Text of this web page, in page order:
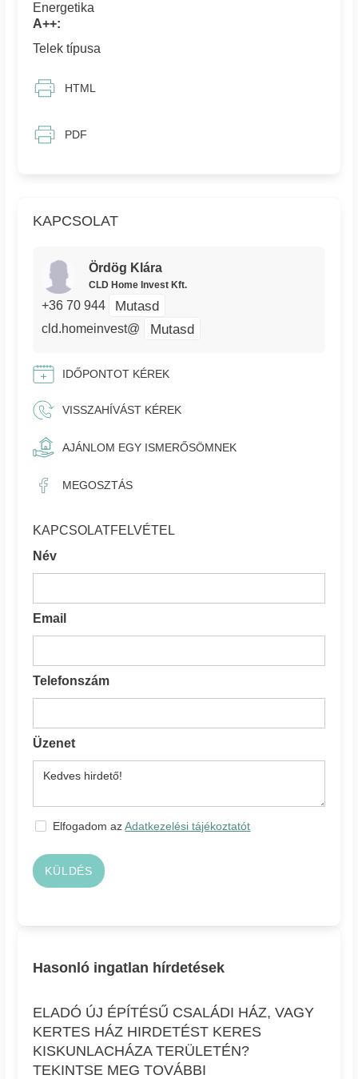
KAPCSOLAT
Ördög Klára
CLD Home Invest Kft.
+36 70 944 Mutasd
cld.homeinvest@ Mutasd
IDŐPONTOT KÉREK
VISSZAHÍVÁST KÉREK
AJÁNLOM EGY ISMERŐSÖMNEK
MEGOSZTÁS
KAPCSOLATFELVÉTEL
Név
Email
Telefonszám
Üzenet
Elfogadom azAdatkezelési tájékoztatót
KÜLDÉS
Energetika
A++:
Telek típusa
HTML
PDF
Hasonló ingatlan hírdetések
ELADÓ ÚJ ÉPÍTÉSŰ CSALÁDI HÁZ, VAGY
KERTES HÁZ HIRDETÉST KERES
KISKUNLACHÁZA TERÜLETÉN?
TEKINTSE MEG TOVÁBBI